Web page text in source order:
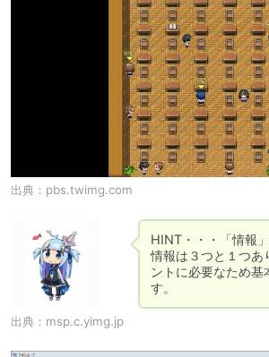
出典： pbs.twimg.com
出典： msp.c.yimg.jp
HINT・・・「情報
情報は３つと１つあ
ントに必要なため基
す。